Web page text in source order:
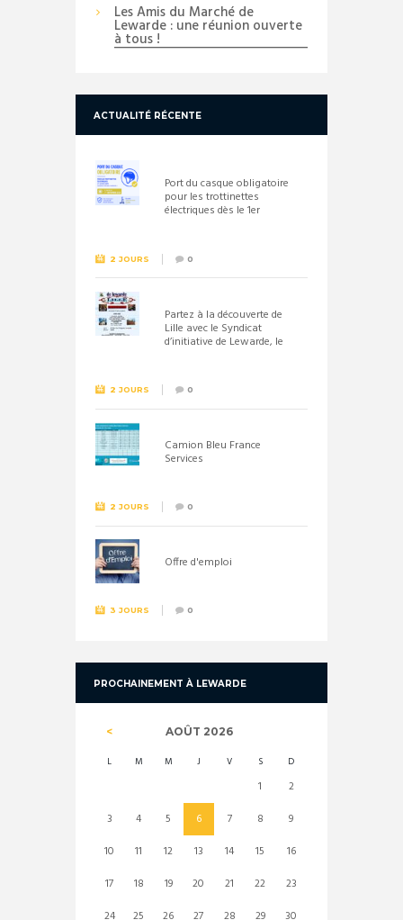
Les Amis du Marché de
Lewarde : une réunion ouverte
à tous !
ACTUALITÉ RÉCENTE
Port du casque obligatoire
pour les trottinettes
électriques dès le 1er
2 JOURS 0
Partez à la découverte de
Lille avec le Syndicat
d’initiative de Lewarde, le
2 JOURS 0
Camion Bleu France
Services
2 JOURS 0
Offre d'emploi
3 JOURS 0
PROCHAINEMENT À LEWARDE
AOÛT 2026
L M M J V S D
1
2
3
4 5 6 7 8
9
10
11 12 13 14 15
16
17
18 19 20 21 22
23